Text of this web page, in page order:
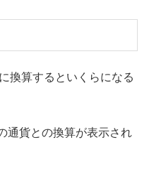
換算するといくらになる
通貨との換算が表示され